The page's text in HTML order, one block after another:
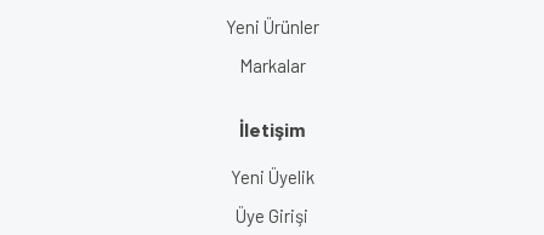
Yeni Ürünler
Markalar
İletişim
Yeni Üyelik
Üye Girişi